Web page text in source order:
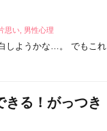
思い 男性心理
しようかな…。 でもこれ
きる！がっつき